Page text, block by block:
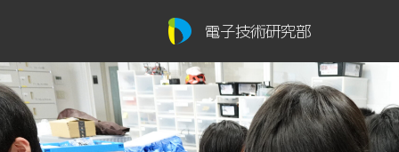
電子技術研究部